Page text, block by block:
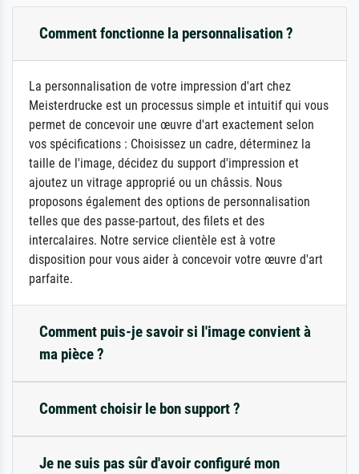
Comment fonctionne la personnalisation ?
La personnalisation de votre impression d'art chez
Meisterdrucke est un processus simple et intuitif qui vous
permet de concevoir une œuvre d'art exactement selon
vos spécifications : Choisissez un cadre, déterminez la
taille de l'image, décidez du support d'impression et
ajoutez un vitrage approprié ou un châssis. Nous
proposons également des options de personnalisation
telles que des passe-partout, des filets et des
intercalaires. Notre service clientèle est à votre
disposition pour vous aider à concevoir votre œuvre d'art
parfaite.
Comment puis-je savoir si l'image convient à
ma pièce ?
Comment choisir le bon support ?
Je ne suis pas sûr d'avoir configuré mon